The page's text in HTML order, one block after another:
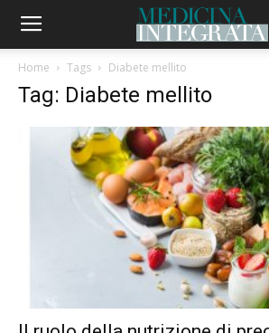
Home Tags Diabete mellito
Tag: Diabete mellito